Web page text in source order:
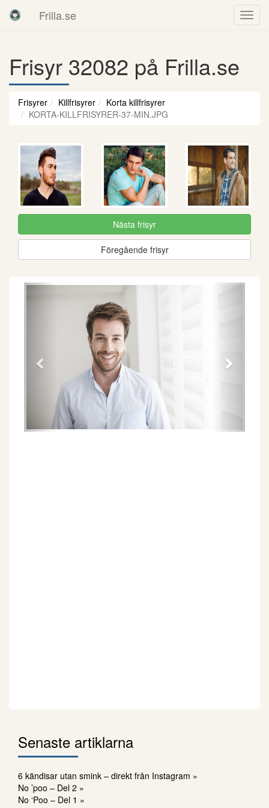
Frilla.se
Frisyr 32082 på Frilla.se
Frisyrer Killfrisyrer
Korta killfrisyrer
KORTA-KILLFRISYRER-37-MIN.JPG
Nästa frisyr
Föregående frisyr
Föregående
Senaste artiklarna
6 kändisar utan smink – direkt från Instagram »
No ’poo – Del 2 »
No ‘Poo – Del 1 »